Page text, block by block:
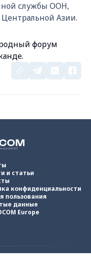
службы ООН,
Азии.
форум
и статьи
конфиденциальности
пользования
данные
Europe